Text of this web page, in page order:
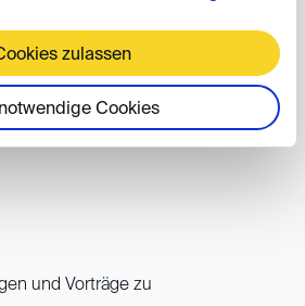
zulassen
Cookies
Schiedsgericht der
ad hoc); Als Parteivertreter: >
(ICC, DIS, Handelskammer Zürich,
und Vorträge zu